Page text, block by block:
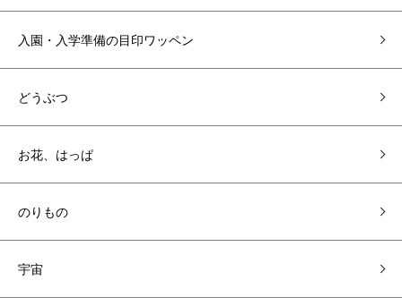
入園・入学準備の目印ワッペン
どうぶつ
お花、はっぱ
のりもの
宇宙